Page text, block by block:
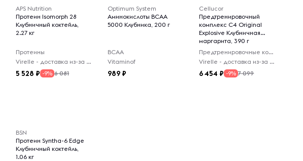
APS Nutrition
Протеин Isomorph 28
Клубничный коктейль,
2.27 кг
Протеины
Virelle - доставка из-за рубежа
5 528 -9% 6 081
Optimum System
Аминокислоты BCAA
5000 Клубника, 200 г
BCAA
Vitaminof
989
Cellucor
Предтренировочный
комплекс C4 Original
Explosive Клубничная
маргарита, 390 г
Предтренировочные комплексы
Virelle - доставка из-за рубежа
6 454 -9% 7 099
BSN
Протеин Syntha-6 Edge
Клубничный коктейль,
1.06 кг